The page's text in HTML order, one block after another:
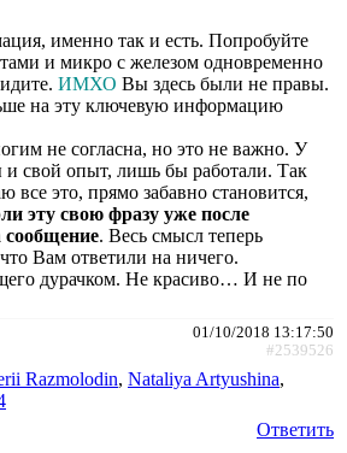
именно так и есть. Попробуйте
и микро с железом одновременно
ИМХО Вы здесь были не правы.
на эту ключевую информацию
не согласна, но это не важно. У
свой опыт, лишь бы работали. Так
все это, прямо забавно становится,
эту свою фразу уже после
сообщение. Весь смысл теперь
что Вам ответили на ничего.
дурачком. Не красиво… И не по
01/10/2018 13:17:50
#2539526
Razmolodin, Nataliya Artyushina,
Ответить